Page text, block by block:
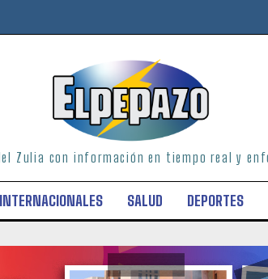
Zulia con información en tiempo real y
INTERNACIONALES SALUD DEPORTES